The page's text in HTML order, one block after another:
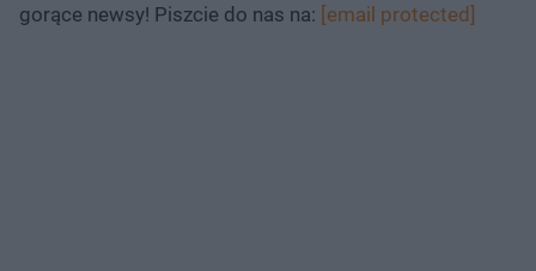
gorące newsy! Piszcie do nas na: [email protected]